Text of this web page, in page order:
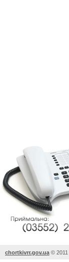
chortkivrr.gov.ua © 2011